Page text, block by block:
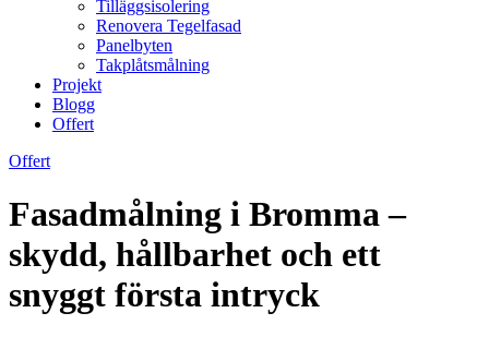
Tilläggsisolering
Renovera Tegelfasad
Panelbyten
Takplåtsmålning
Projekt
Blogg
Offert
Offert
Fasadmålning i Bromma –
skydd, hållbarhet och ett
snyggt första intryck